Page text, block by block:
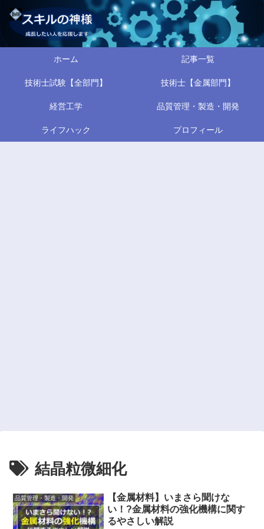
ホーム 記事一覧
技術士試験【全部門】 技術士【金属部門】
経営工学 品質管理・製造・開発
ライフハック プロフィール
結晶粒微細化
品質管理・製造・開発
【金属材料】いまさら聞けな
い！?金属材料の強化機構に関す
るやさしい解説